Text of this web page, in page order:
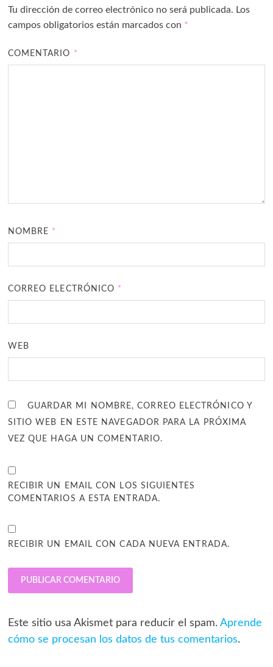
Tu dirección de correo electrónico no será publicada. Los
campos obligatorios están marcados con *
COMENTARIO *
NOMBRE *
CORREO ELECTRÓNICO *
WEB
GUARDAR MI NOMBRE, CORREO ELECTRÓNICO Y
SITIO WEB EN ESTE NAVEGADOR PARA LA PRÓXIMA
VEZ QUE HAGA UN COMENTARIO.
RECIBIR UN EMAIL CON LOS SIGUIENTES
COMENTARIOS A ESTA ENTRADA.
RECIBIR UN EMAIL CON CADA NUEVA ENTRADA.
Este sitio usa Akismet para reducir el spam. Aprende
cómo se procesan los datos de tus comentarios.